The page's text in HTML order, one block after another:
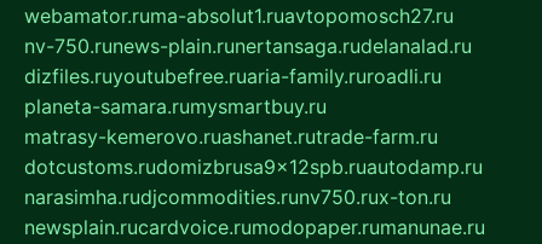
webamator.ruma-absolut1.ruavtopomosch27.ru
nv-750.runews-plain.runertansaga.rudelanalad.ru
dizfiles.ruyoutubefree.ruaria-family.ruroadli.ru
planeta-samara.rumysmartbuy.ru
matrasy-kemerovo.ruashanet.rutrade-farm.ru
dotcustoms.rudomizbrusa9x12spb.ruautodamp.ru
narasimha.rudjcommodities.runv750.rux-ton.ru
newsplain.rucardvoice.rumodopaper.rumanunae.ru